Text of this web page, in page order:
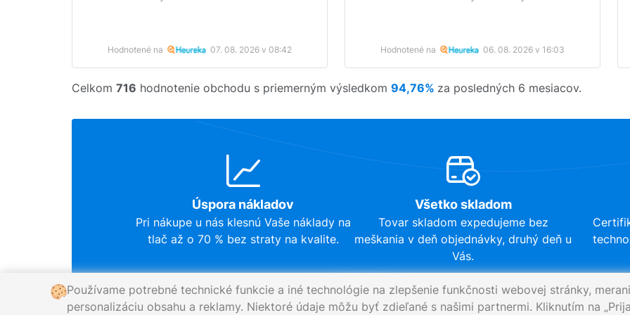
Hodnotené na 07. 08. 2026 v 08:42 Hodnotené na 06. 08. 2026 v 16:03
Celkom 716 hodnotenie obchodu s priemerným výsledkom 94,76% za posledných 6 mesiacov.
Úspora nákladov
Pri nákupe u nás klesnú Vaše náklady na
tlač až o 70 % bez straty na kvalite.
Všetko skladom
Tovar skladom expedujeme bez
meškania v deň objednávky, druhý deň u
Vás.
Používame potrebné technické funkcie a iné technológie na zlepšenie funkčnosti webovej stránky,
personalizáciu obsahu a reklamy. Niektoré údaje môžu byť zdieľané s našimi partnermi. Kliknutím na